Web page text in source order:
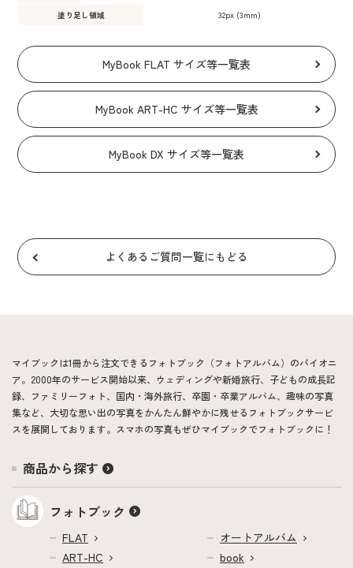
塗り足し領域
32px (3mm)
MyBook FLAT サイズ等一覧表
MyBook ART-HC サイズ等一覧表
MyBook DX サイズ等一覧表
よくあるご質問一覧にもどる
マイブックは1冊から注文できるフォトブック（フォトアルバム）のパイオニ
ア。2000年のサービス開始以来、ウェディングや新婚旅行、子どもの成長記
録、ファミリーフォト、国内・海外旅行、卒園・卒業アルバム、趣味の写真
集など、大切な思い出の写真をかんたん鮮やかに残せるフォトブックサービ
スを展開しております。スマホの写真もぜひマイブックでフォトブックに！
商品から探す
フォトブック
FLAT
ART-HC
オートアルバム
book